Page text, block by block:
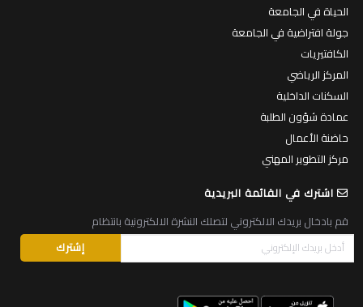
الحياة في الجامعة
جولة افتراضية في الجامعة
الكافتيريات
المركز الرياضي
السكنات الداخلية
عمادة شؤون الطلبة
حاضنة الأعمال
مركز التطوير المهني
اشترك في القائمة البريدية
قم بادخال بريدك الالكتروني لتصلك النشرة الالكترونية بانتظام